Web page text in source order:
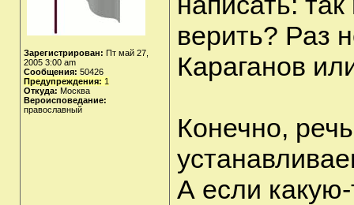
Зарегистрирован: Пт май 27,
2005 3:00 am
Сообщения: 50426
Предупреждения: 1
Откуда: Москва
Вероисповедание:
православный
верить? Раз
Караганов
Конечно,
А если